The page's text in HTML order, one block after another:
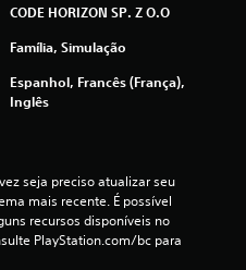
s
i
c
CODE HORIZON SP. Z O.O
Família, Simulação
Espanhol, Francês (França),
Inglês
seja preciso atualizar seu
mais recente. É possível
recursos disponíveis no
PlayStation.com/bc para